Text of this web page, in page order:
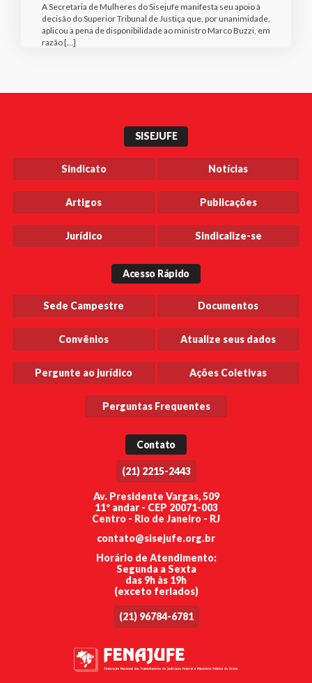
A Secretaria de Mulheres do Sisejufe manifesta seu apoio à
decisão do Superior Tribunal de Justiça que, por unanimidade,
aplicou a pena de disponibilidade ao ministro Marco Buzzi, em
razão […]
SISEJUFE
Sindicato Notícias
Artigos Publicações
Jurídico Sindicalize-se
Acesso Rápido
Sede Campestre Documentos
Convênios Atualize seus dados
Pergunte ao jurídico Ações Coletivas
Perguntas Frequentes
Contato
(21) 2215-2443
Av. Presidente Vargas, 509
11º andar - CEP 20071-003
Centro - Rio de Janeiro - RJ
contato@sisejufe.org.br
Horário de Atendimento:
Segunda a Sexta
das 9h às 19h
(exceto feriados)
(21) 96784-6781